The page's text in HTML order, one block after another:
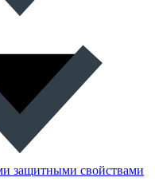
защитными свойствами